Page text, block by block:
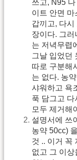
쓰고, N95
이트 안면
갑끼고, 다시
장이다. 그러
는 저녁무렵
그날 입었던
따로 구분해
는 없다. 농
샤워하고 욕
푹 담그고
모두 제거해
설명서에 쓰
농약 50cc)
것 .. 이거 꼭
없고 그 이상